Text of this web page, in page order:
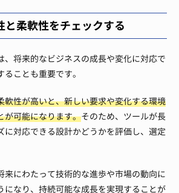
と柔軟性をチェックする
、将来的なビジネスの成長や変化に対応で
ことも重要です。
軟性が高いと、新しい要求や変化する環境
が可能になります。そのため、ツールが長
に対応できる設計かどうかを評価し、選定
来にわたって技術的な進歩や市場の動向に
になり、持続可能な成長を実現することが